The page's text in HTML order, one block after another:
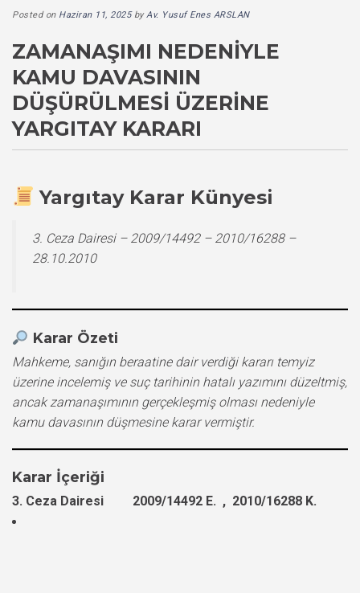
Posted on Haziran 11, 2025byAv. Yusuf Enes ARSLAN
ZAMANAŞIMI NEDENIYLE
KAMU DAVASININ
DÜŞÜRÜLMESI ÜZERINE
YARGITAY KARARI
Yargıtay Karar Künyesi
3. Ceza Dairesi – 2009/14492 – 2010/16288 –
28.10.2010
Karar Özeti
Mahkeme, sanığın beraatine dair verdiği kararı temyiz
üzerine incelemiş ve suç tarihinin hatalı yazımını düzeltmiş,
ancak zamanaşımının gerçekleşmiş olması nedeniyle
kamu davasının düşmesine karar vermiştir.
Karar İçeriği
3. Ceza Dairesi 2009/14492 E. , 2010/16288 K.